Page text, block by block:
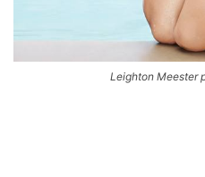
Leighton Meester